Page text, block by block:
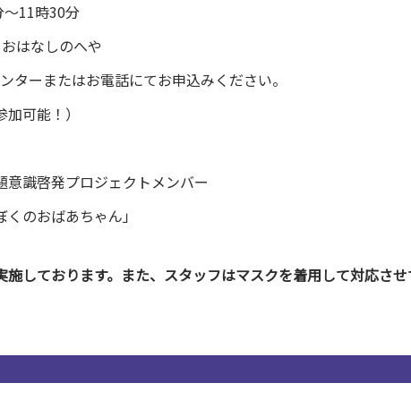
11時30分
はなしのへや
ーまたはお電話にてお申込みください。
可能！）
識啓発プロジェクトメンバー
のおばあちゃん」
しております。また、スタッフはマスクを着用して対応さ